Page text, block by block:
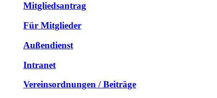
Mitgliedsantrag
Für Mitglieder
Außendienst
Intranet
Vereinsordnungen / Beiträge